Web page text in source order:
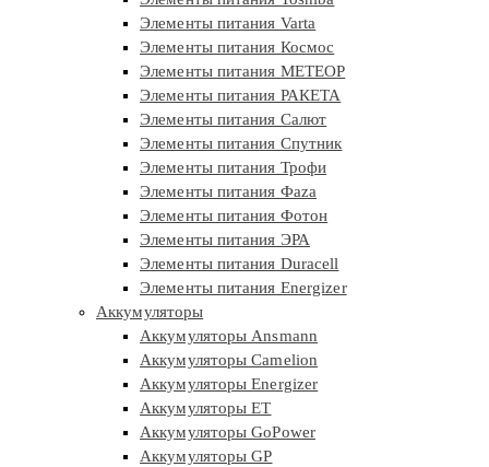
Элементы питания Varta
Элементы питания Космос
Элементы питания МЕТЕОР
Элементы питания РАКЕТА
Элементы питания Салют
Элементы питания Спутник
Элементы питания Трофи
Элементы питания Фaza
Элементы питания Фотон
Элементы питания ЭРА
Элементы питания Duracell
Элементы питания Energizer
Аккумуляторы
Аккумуляторы Ansmann
Аккумуляторы Camelion
Аккумуляторы Energizer
Аккумуляторы ET
Аккумуляторы GoPower
Аккумуляторы GP